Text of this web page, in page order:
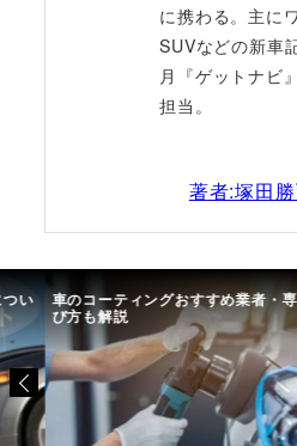
に携わる。主に
SUVなどの新車
月『ゲットナビ
担当。
著者:塚田
い 車のコーティングおすすめ業者・
び方も解説